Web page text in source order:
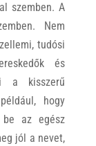
szemben. A
Nem
tudósi
és
a kisszerű
hogy
be az egész
jól a nevet,